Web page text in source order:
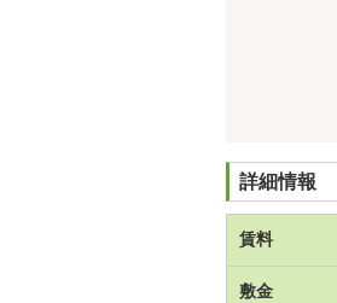
詳細情報
賃料
敷金